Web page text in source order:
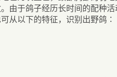
由于鸽子经历长时间的配种
从以下的特征，识别出野鸽∶